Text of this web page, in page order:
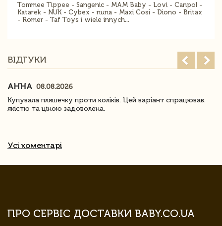
Tommee Tippee - Sangenic - MAM Baby - Lovi - Canpol -
Katarek - NUK - Cybex - nuna - Maxi Cosi - Diono - Britax
- Romer - Taf Toys i wiele innych...
ВІДГУКИ
АННА 08.08.2026
Купувала пляшечку проти коліків. Цей варіант спрацював.
якістю та ціною задоволена.
Усі коментарі
ПРО СЕРВІС ДОСТАВКИ BABY.CO.UA